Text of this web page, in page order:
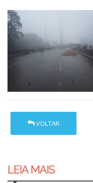
VOLTAR
LEIA MAIS